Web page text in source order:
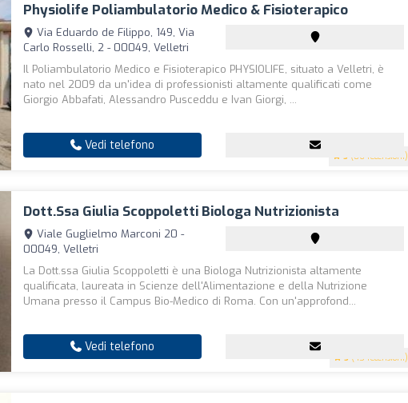
Physiolife Poliambulatorio Medico & Fisioterapico
5 (86 recensioni)
Via Eduardo de Filippo, 149, Via
Carlo Rosselli, 2 - 00049, Velletri
Il Poliambulatorio Medico e Fisioterapico PHYSIOLIFE, situato a Velletri, è
nato nel 2009 da un'idea di professionisti altamente qualificati come
Giorgio Abbafati, Alessandro Pusceddu e Ivan Giorgi, ...
Vedi telefono
Dott.ssa Giulia Scoppoletti Biologa Nutrizionista
5 (45 recensioni)
Viale Guglielmo Marconi 20 -
00049, Velletri
La Dott.ssa Giulia Scoppoletti è una Biologa Nutrizionista altamente
qualificata, laureata in Scienze dell'Alimentazione e della Nutrizione
Umana presso il Campus Bio-Medico di Roma. Con un'approfond...
Vedi telefono